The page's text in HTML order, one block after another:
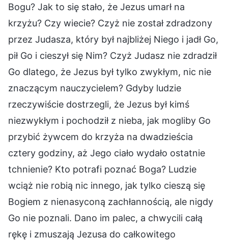
Bogu? Jak to się stało, że Jezus umarł na
krzyżu? Czy wiecie? Czyż nie został zdradzony
przez Judasza, który był najbliżej Niego i jadł Go,
pił Go i cieszył się Nim? Czyż Judasz nie zdradził
Go dlatego, że Jezus był tylko zwykłym, nic nie
znaczącym nauczycielem? Gdyby ludzie
rzeczywiście dostrzegli, że Jezus był kimś
niezwykłym i pochodził z nieba, jak mogliby Go
przybić żywcem do krzyża na dwadzieścia
cztery godziny, aż Jego ciało wydało ostatnie
tchnienie? Kto potrafi poznać Boga? Ludzie
wciąż nie robią nic innego, jak tylko cieszą się
Bogiem z nienasyconą zachłannością, ale nigdy
Go nie poznali. Dano im palec, a chwycili całą
rękę i zmuszają Jezusa do całkowitego